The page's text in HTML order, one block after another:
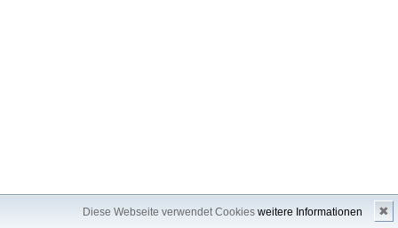
Diese Webseite verwendet Cookies weitere Informationen ✖